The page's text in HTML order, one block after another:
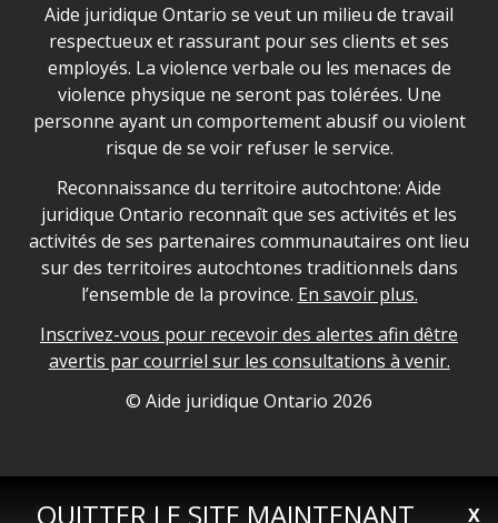
QUITTER LE SITE MAINTENANT X
Déclaration sur la sécurité dans les locaux d'AJO.
Aide juridique Ontario se veut un milieu de travail
respectueux et rassurant pour ses clients et ses
employés. La violence verbale ou les menaces de
violence physique ne seront pas tolérées. Une
personne ayant un comportement abusif ou violent
risque de se voir refuser le service.
Legal Aid Ontario land acknowledgement
Reconnaissance du territoire autochtone: Aide
juridique Ontario reconnaît que ses activités et les
activités de ses partenaires communautaires ont lieu
sur des territoires autochtones traditionnels dans
l’ensemble de la province. En savoir plus.
Inscrivez-vous pour recevoir des alertes afin dêtre
avertis par courriel sur les consultations à venir.
Legal Aid Ontario copyright information
© Aide juridique Ontario 2026